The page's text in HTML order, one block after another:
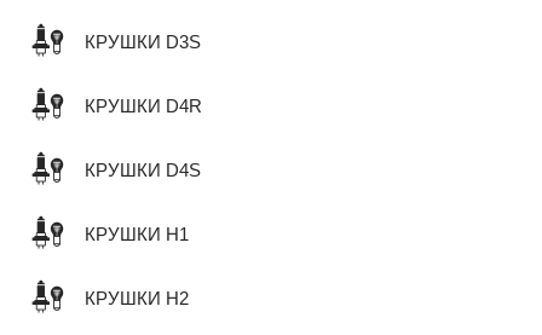
КРУШКИ D3S
КРУШКИ D4R
КРУШКИ D4S
КРУШКИ H1
КРУШКИ H2